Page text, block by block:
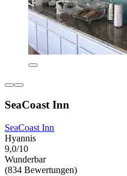
SeaCoast Inn
SeaCoast Inn
Hyannis
9,0/10
Wunderbar
(834 Bewertungen)